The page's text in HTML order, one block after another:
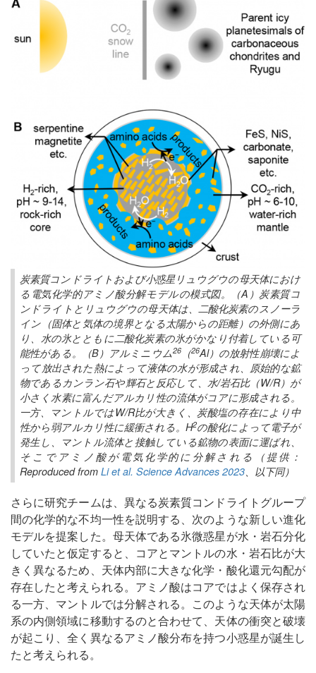
炭素質コンドライトおよび小惑星リュウグウの母天体におけ
る電気化学的アミノ酸分解モデルの模式図。（A）炭素質コ
ンドライトとリュウグウの母天体は、二酸化炭素のスノーラ
イン（固体と気体の境界となる太陽からの距離）の外側にあ
り、水の氷とともに二酸化炭素の氷がかなり付着している可
能性がある。（B）アルミニウム26（26Al）の放射性崩壊によ
って放出された熱によって液体の水が形成され、原始的な鉱
物であるカンラン石や輝石と反応して、水/岩石比（W/R）が
小さく水素に富んだアルカリ性の流体がコアに形成される。
一方、マントルではW/R比が大きく、炭酸塩の存在により中
性から弱アルカリ性に緩衝される。H2の酸化によって電子が
発生し、マントル流体と接触している鉱物の表面に運ばれ、
そこでアミノ酸が電気化学的に分解される（提供：
Reproduced fromLi et al. Science Advances 2023、以下同）
さらに研究チームは、異なる炭素質コンドライトグループ
間の化学的な不均一性を説明する、次のような新しい進化
モデルを提案した。母天体である氷微惑星が水・岩石分化
していたと仮定すると、コアとマントルの水・岩石比が大
きく異なるため、天体内部に大きな化学・酸化還元勾配が
存在したと考えられる。アミノ酸はコアではよく保存され
る一方、マントルでは分解される。このような天体が太陽
系の内側領域に移動するのと合わせて、天体の衝突と破壊
が起こり、全く異なるアミノ酸分布を持つ小惑星が誕生し
たと考えられる。